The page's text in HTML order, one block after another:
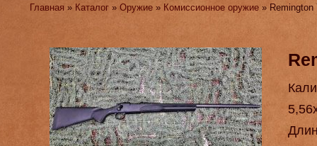
Главная » Каталог »Оружие » Комиссионное оружие » Remington